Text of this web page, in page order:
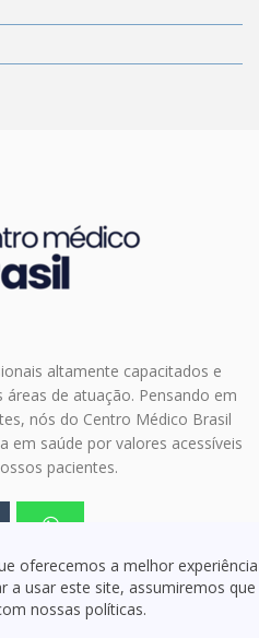
altamente capacitados e
de atuação. Pensando em
nós do Centro Médico Brasil
em saúde por valores acessíveis
pacientes.
oferecemos a melhor experiência
a usar este site, assumiremos que
nossas políticas.